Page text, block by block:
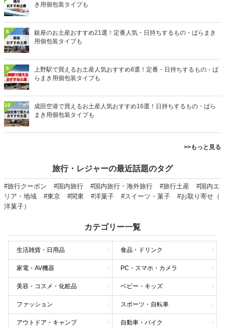
き用個包装タイプも
8
銀座のお土産おすすめ21選！定番人気・日持ちするもの・ばらまき
用個包装タイプも
9
上野駅で買えるお土産人気おすすめ8選！定番・日持ちするもの・ば
らまき用個包装タイプも
10
成田空港で買えるお土産人気おすすめ16選！日持ちするもの・ばら
まき用個包装タイプも
>>もっと見る
旅行・レジャーの最近話題のタグ
#旅行クーポン #国内旅行 #国内旅行・海外旅行 #旅行土産
#国内エ
リア・地域
#東京 #関東 #洋菓子 #スイーツ・菓子
#お取り寄せ（
洋菓子）
カテゴリー一覧
生活雑貨・日用品 食品・ドリンク
家電・AV機器 PC・スマホ・カメラ
美容・コスメ・化粧品 ベビー・キッズ
ファッション スポーツ・自転車
アウトドア・キャンプ 自動車・バイク